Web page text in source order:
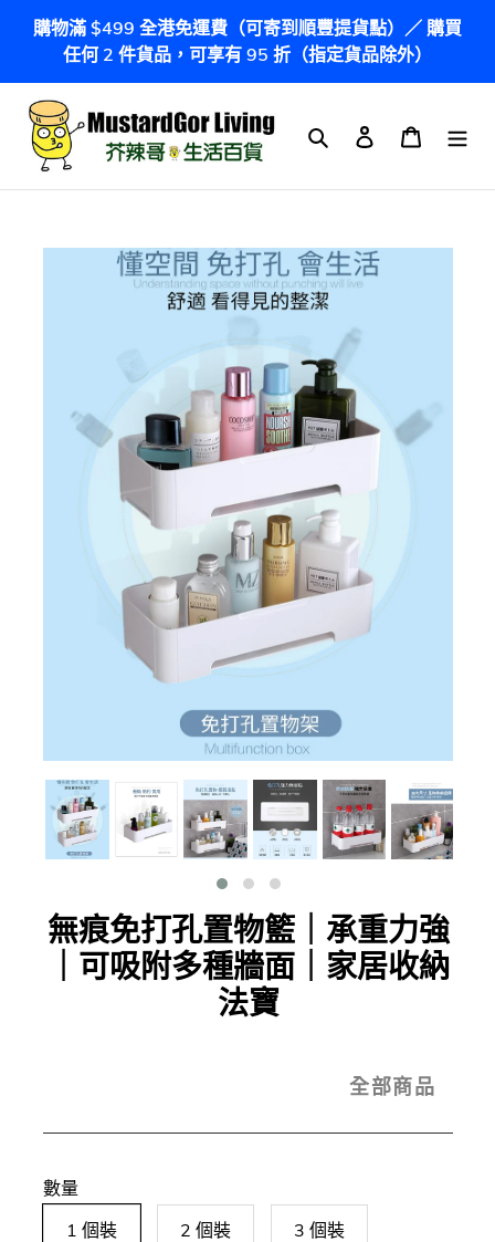
容
購物滿 $499 全港免運費（可寄到順豐提貨點）／ 購買
任何 2 件貨品，可享有 95 折（指定貨品除外）
搜尋 登入 購物車
無痕免打孔置物籃｜承重力強
｜可吸附多種牆面｜家居收納
法寶
全部商品
數量
1 個裝
2 個裝 3 個裝